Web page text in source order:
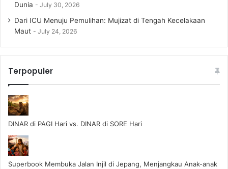
Dunia
July 30, 2026
Dari ICU Menuju Pemulihan: Mujizat di Tengah Kecelakaan
Maut
July 24, 2026
Terpopuler
DINAR di PAGI Hari vs. DINAR di SORE Hari
Superbook Membuka Jalan Injil di Jepang, Menjangkau Anak-anak